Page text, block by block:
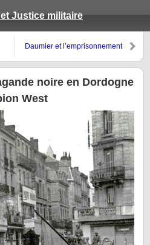
Justice militaire
»
Daumier et l’emprisonnement
noire en Dordogne
West